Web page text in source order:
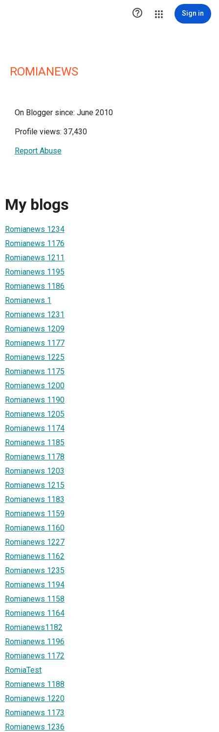
 Sign in
ROMIANEWS
On Blogger since: June 2010
Profile views: 37,430
Report Abuse
My blogs
Romianews 1234
Romianews 1176
Romianews 1211
Romianews 1195
Romianews 1186
Romianews 1
Romianews 1231
Romianews 1209
Romianews 1177
Romianews 1225
Romianews 1175
Romianews 1200
Romianews 1190
Romianews 1205
Romianews 1174
Romianews 1185
Romianews 1178
Romianews 1203
Romianews 1215
Romianews 1183
Romianews 1159
Romianews 1160
Romianews 1227
Romianews 1162
Romianews 1235
Romianews 1194
Romianews 1158
Romianews 1164
Romianews1182
Romianews 1196
Romianews 1172
RomiaTest
Romianews 1188
Romianews 1220
Romianews 1173
Romianews 1236